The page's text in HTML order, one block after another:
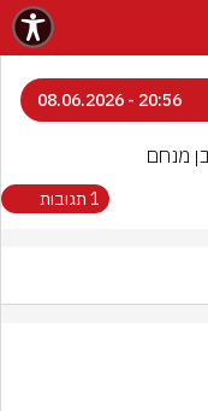
20:56 - 08.06.2026
מנחם
1 תגובות